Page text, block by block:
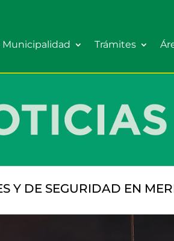
Municipalidad Trámites
Y DE SEGURIDAD EN